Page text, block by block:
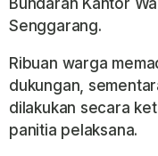
Bundaran Kantor
Senggarang.
Ribuan warga
dukungan,
dilakukan secara
panitia pelaksana.